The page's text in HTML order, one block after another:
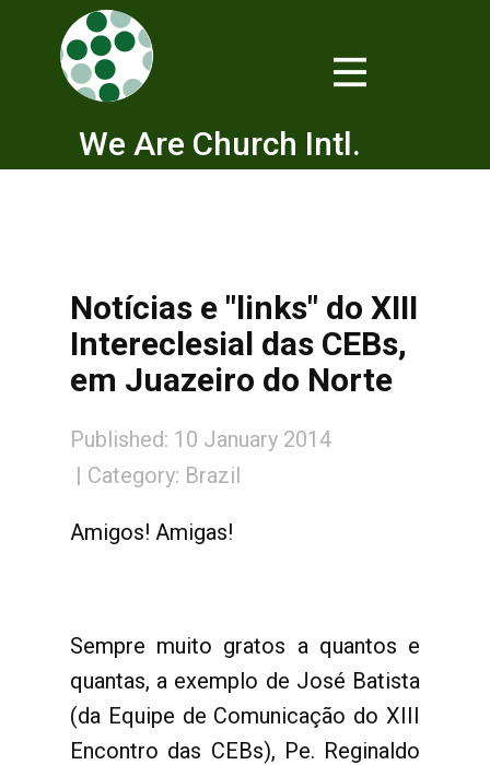
We Are Church Intl.
Notícias e "links" do XIII
Intereclesial das CEBs,
em Juazeiro do Norte
Published: 10 January 2014
Category: Brazil
Amigos! Amigas!
Sempre muito gratos a quantos e
quantas, a exemplo de José Batista
(da Equipe de Comunicação do XIII
Encontro das CEBs), Pe. Reginaldo